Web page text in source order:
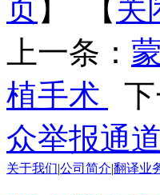
页】 【 关
上一条：
植手术
下
众举报通道
关于我们 公司简介 翻译业